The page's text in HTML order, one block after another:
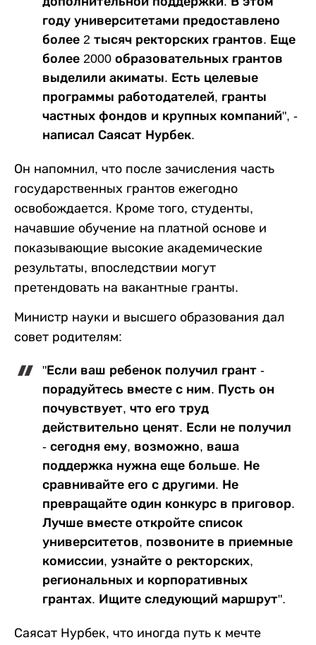
году университетами предоставлено
более 2 тысяч ректорских грантов. Еще
более 2000 образовательных грантов
выделили акиматы. Есть целевые
программы работодателей, гранты
частных фондов и крупных компаний", -
написал Саясат Нурбек.
Он напомнил, что после зачисления часть
государственных грантов ежегодно
освобождается. Кроме того, студенты,
начавшие обучение на платной основе и
показывающие высокие академические
результаты, впоследствии могут
претендовать на вакантные гранты.
Министр науки и высшего образования дал
совет родителям:
"Если ваш ребенок получил грант -
порадуйтесь вместе с ним. Пусть он
почувствует, что его труд
действительно ценят. Если не получил
- сегодня ему, возможно, ваша
поддержка нужна еще больше. Не
сравнивайте его с другими. Не
превращайте один конкурс в приговор.
Лучше вместе откройте список
университетов, позвоните в приемные
комиссии, узнайте о ректорских,
региональных и корпоративных
грантах. Ищите следующий маршрут".
Саясат Нурбек, что иногда путь к мечте